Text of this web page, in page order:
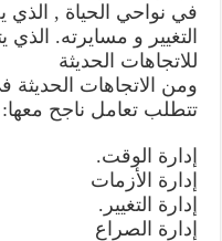
في نواحي الحياة ,
التغيير و مسايرته.
للاتجاهات الحديثة
ومن الاتجاهات الحديثة
تتطلب تعامل ناجح معها:
إدارة الوقت.
إدارة الأزمات
إدارة التغيير.
إدارة الصراع